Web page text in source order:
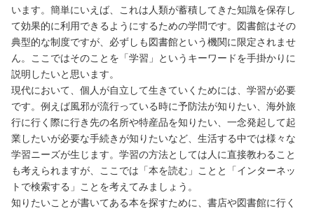
います。簡単にいえば、これは人類が蓄積してきた知識を保存し
て効果的に利用できるようにするための学問です。図書館はその
典型的な制度ですが、必ずしも図書館という機関に限定されませ
ん。ここではそのことを「学習」というキーワードを手掛かりに
説明したいと思います。
現代において、個人が自立して生きていくためには、学習が必要
です。例えば風邪が流行っている時に予防法が知りたい、海外旅
行に行く際に行き先の名所や特産品を知りたい、一念発起して起
業したいが必要な手続きが知りたいなど、生活する中では様々な
学習ニーズが生じます。学習の方法としては人に直接教わること
も考えられますが、ここでは「本を読む」ことと「インターネッ
トで検索する」ことを考えてみましょう。
知りたいことが書いてある本を探すために、書店や図書館に行く